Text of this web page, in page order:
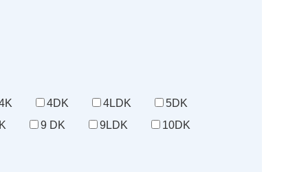
4DK 4LDK
5DK
9 DK 9LDK 10DK